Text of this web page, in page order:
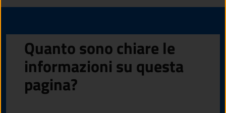
Quanto sono chiare le
informazioni su questa
pagina?